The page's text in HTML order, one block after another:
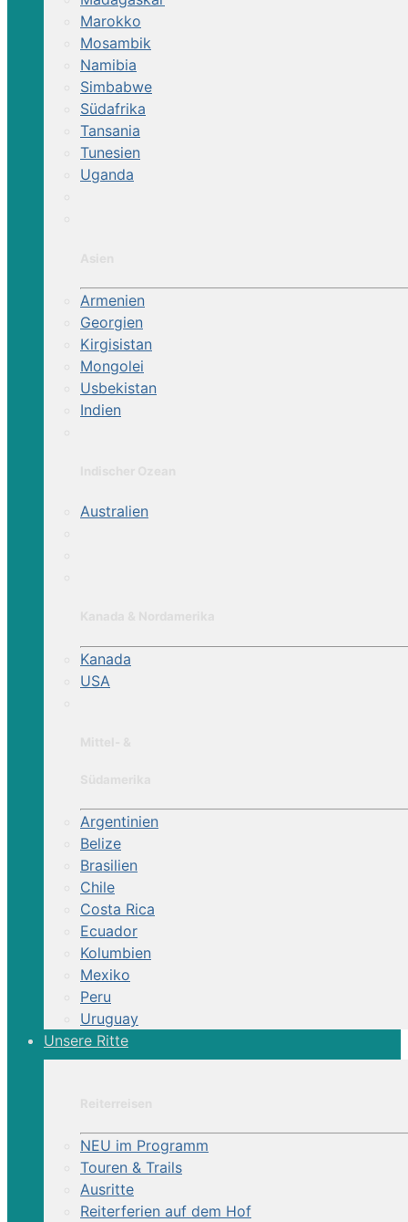
Marokko
Mosambik
Namibia
Simbabwe
Südafrika
Tansania
Tunesien
Uganda
Armenien
Georgien
Kirgisistan
Mongolei
Usbekistan
Indien
Australien
Kanada
USA
Argentinien
Belize
Brasilien
Chile
Costa Rica
Ecuador
Kolumbien
Mexiko
Peru
Uruguay
Unsere Ritte
NEU im Programm
Touren & Trails
Ausritte
Reiterferien auf dem Hof